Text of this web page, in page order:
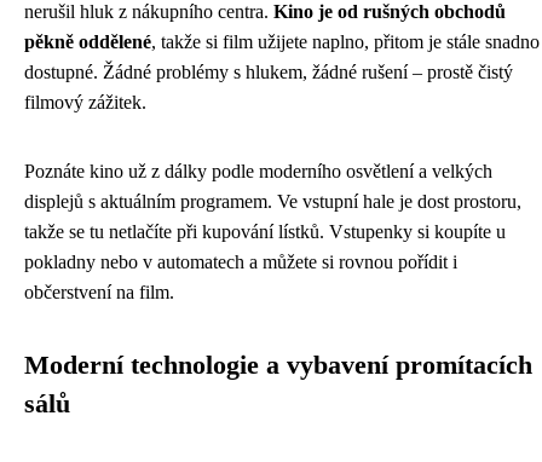
nerušil hluk z nákupního centra. Kino je od rušných obchodů
pěkně oddělené, takže si film užijete naplno, přitom je stále snadno
dostupné. Žádné problémy s hlukem, žádné rušení – prostě čistý
filmový zážitek.
Poznáte kino už z dálky podle moderního osvětlení a velkých
displejů s aktuálním programem. Ve vstupní hale je dost prostoru,
takže se tu netlačíte při kupování lístků. Vstupenky si koupíte u
pokladny nebo v automatech a můžete si rovnou pořídit i
občerstvení na film.
Moderní technologie a vybavení promítacích
sálů